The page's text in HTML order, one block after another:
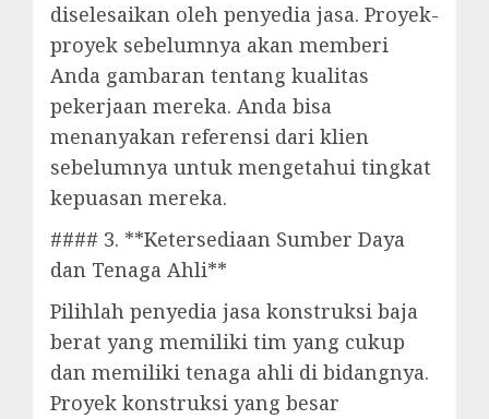
diselesaikan oleh penyedia jasa. Proyek-
proyek sebelumnya akan memberi
Anda gambaran tentang kualitas
pekerjaan mereka. Anda bisa
menanyakan referensi dari klien
sebelumnya untuk mengetahui tingkat
kepuasan mereka.
#### 3. **Ketersediaan Sumber Daya
dan Tenaga Ahli**
Pilihlah penyedia jasa konstruksi baja
berat yang memiliki tim yang cukup
dan memiliki tenaga ahli di bidangnya.
Proyek konstruksi yang besar